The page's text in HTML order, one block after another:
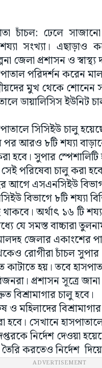
চাঁচল: ঢেলে
সংখ্যা। এছাড়াও
প্রশাসন ও স্বাস্থ্য
পরিদর্শন করেন
মুখ থেকে শোনেন
ডায়ালিসিস ইউনিট
সিসিইউ চালু
আরও ৮টি শয্যা
হবে। সুপার
পরিষেবা চালু করা
আগে এসএনসিইউ
বিভাগে ৮টি শয্যা
অর্থাৎ ১৬ টি
যে সমস্ত বাচ্চারা
জেলার একাংশের
রোগীরা চাঁচল
হয়। তবে
প্রশাসন সূত্রে
বিশ্রামাগার চালু হবে।
মহিলাদের
হবে। সেখানে
নির্দেশ দেওয়া
করতেও নির্দেশ
ADVERTISEMENT